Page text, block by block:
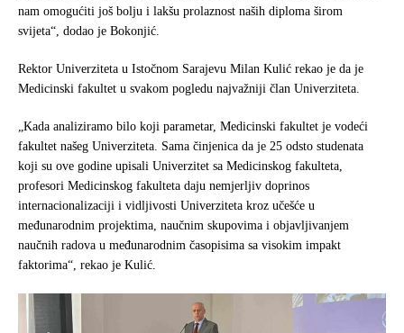
nam omogućiti još bolju i lakšu prolaznost naših diploma širom
svijeta“, dodao je Bokonjić.
Rektor Univerziteta u Istočnom Sarajevu Milan Kulić rekao je da je
Medicinski fakultet u svakom pogledu najvažniji član Univerziteta.
„Kada analiziramo bilo koji parametar, Medicinski fakultet je vodeći
fakultet našeg Univerziteta. Sama činjenica da je 25 odsto studenata
koji su ove godine upisali Univerzitet sa Medicinskog fakulteta,
profesori Medicinskog fakulteta daju nemjerljiv doprinos
internacionalizaciji i vidljivosti Univerziteta kroz učešće u
međunarodnim projektima, naučnim skupovima i objavljivanjem
naučnih radova u međunarodnim časopisima sa visokim impakt
faktorima“, rekao je Kulić.